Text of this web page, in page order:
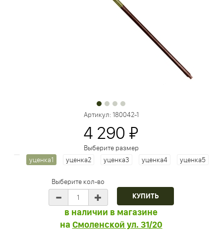
Артикул:180042-1
4 290 ₽
Выберите размер
уценка1
уценка2 уценка3 уценка4 уценка5
Выберите кол-во
в наличии в магазине
на Смоленской ул. 31/20